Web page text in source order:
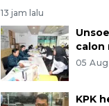
13 jam lalu
calon
05
KPK